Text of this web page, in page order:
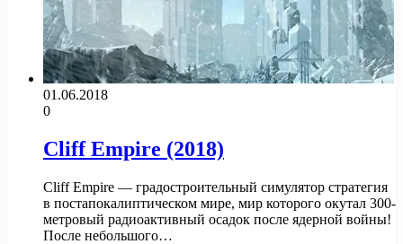
01.06.2018
0
Cliff Empire (2018)
Cliff Empire — градостроительный симулятор стратегия
в постапокалиптическом мире, мир которого окутал 300-
метровый радиоактивный осадок после ядерной войны!
После небольшого…